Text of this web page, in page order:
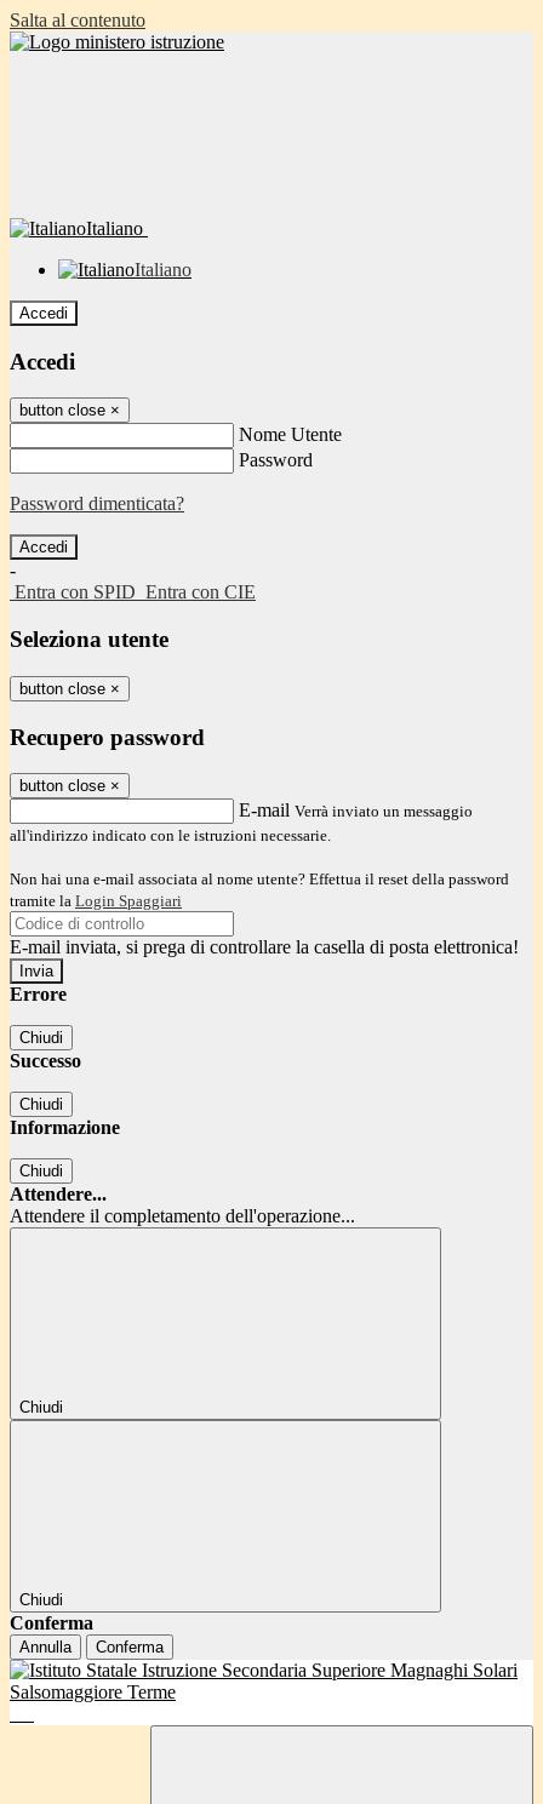
Salta al contenuto
Italiano
Italiano
Accedi
Accedi
button close ×
Nome Utente
Password
Password dimenticata?
-
Entra con SPID Entra con CIE
Seleziona utente
button close ×
Recupero password
button close ×
E-mail Verrà inviato un messaggio
all'indirizzo indicato con le istruzioni necessarie.
Non hai una e-mail associata al nome utente? Effettua il reset della password
tramite la Login Spaggiari
E-mail inviata, si prega di controllare la casella di posta elettronica!
Errore
Chiudi
Successo
Chiudi
Informazione
Chiudi
Attendere...
Attendere il completamento dell'operazione...
Chiudi
Chiudi
Conferma
Annulla Conferma